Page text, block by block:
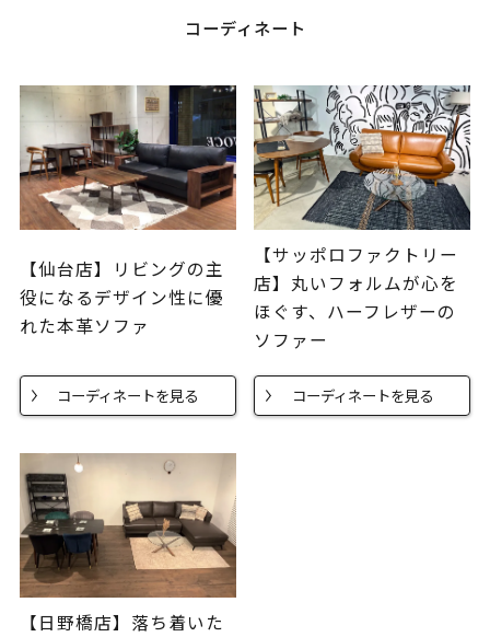
コーディネート
【仙台店】リビングの主
役になるデザイン性に優
れた本革ソファ
コーディネートを見る
【サッポロファクトリー
店】丸いフォルムが心を
ほぐす、ハーフレザーの
ソファー
コーディネートを見る
【日野橋店】落ち着いた